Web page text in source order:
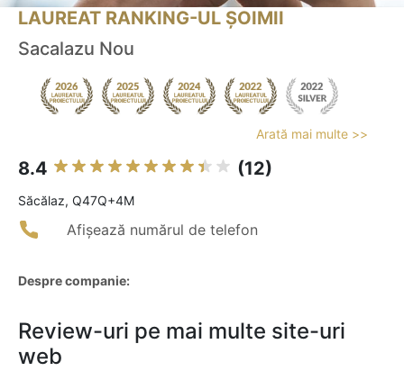
LAUREAT RANKING-UL ȘOIMII
Sacalazu Nou
Arată mai multe >>
8.4 (12)
Săcălaz, Q47Q+4M
Afișează numărul de telefon
Despre companie:
Review-uri pe mai multe site-uri
web